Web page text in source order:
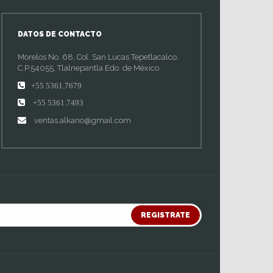
DATOS DE CONTACTO
Morelos No. 68, Col. San Lucas Tepetlacalco,
C.P.54055, Tlalnepantla Edo. de México.
+55 5361.7679
+55 5361.7493
ventas.alkano@gmail.com
REGISTRATE